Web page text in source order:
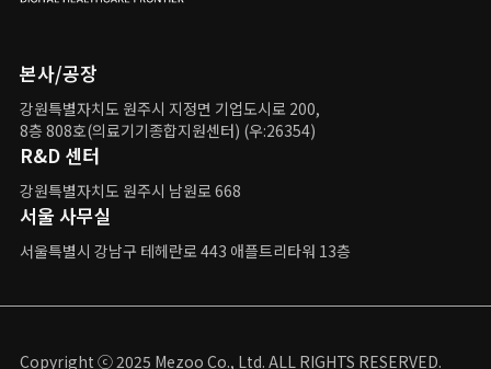
본사/공장
강원특별자치도 원주시 지정면 기업도시로 200,
8층 808호(의료기기종합지원센터) (우:26354)
R&D 센터
강원특별자치도 원주시 남원로 668
서울 사무실
서울특별시 강남구 테헤란로 443 애플트리타워 13층
Copyright ⓒ 2025 Mezoo Co., Ltd. ALL RIGHTS RESERVED.